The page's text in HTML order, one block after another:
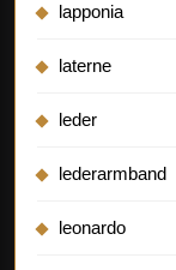
lapponia
laterne
leder
lederarmband
leonardo